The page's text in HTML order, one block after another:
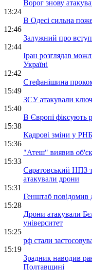
Ворог знову
13:24
В Одесі сильна
12:46
Залужний про
12:44
Іран розглядав
Україні
12:42
Стефанішина
15:49
ЗСУ атакували
15:40
В Європі фіксують
15:38
Кадрові зміни у
15:36
"Атеш" виявив
15:33
Саратовський НПЗ
атакували дрони
15:31
Генштаб повідомив
15:28
Дрони атакували
університет
15:25
рф стали
15:19
Зрадник наводив
Полтавщині